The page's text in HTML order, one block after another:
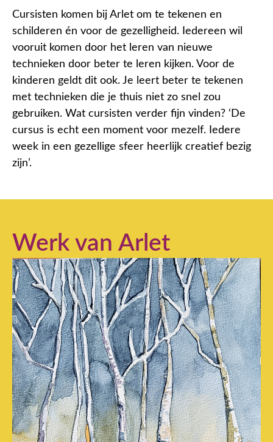
Cursisten komen bij Arlet om te tekenen en
schilderen én voor de gezelligheid. Iedereen wil
vooruit komen door het leren van nieuwe
technieken door beter te leren kijken. Voor de
kinderen geldt dit ook. Je leert beter te tekenen
met technieken die je thuis niet zo snel zou
gebruiken. Wat cursisten verder fijn vinden? ‘De
cursus is echt een moment voor mezelf. Iedere
week in een gezellige sfeer heerlijk creatief bezig
zijn’.
Werk van Arlet